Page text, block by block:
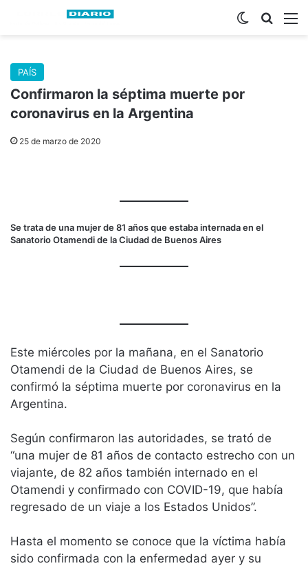
Buscar
Switch skin
PAÍS
Confirmaron la séptima muerte por
coronavirus en la Argentina
25 de marzo de 2020
Se trata de una mujer de 81 años que estaba internada en el
Sanatorio Otamendi de la Ciudad de Buenos Aires
Este miércoles por la mañana, en el Sanatorio
Otamendi de la Ciudad de Buenos Aires, se
confirmó la séptima muerte por coronavirus en la
Argentina.
Según confirmaron las autoridades, se trató de
“una mujer de 81 años de contacto estrecho con un
viajante, de 82 años también internado en el
Otamendi y confirmado con COVID-19, que había
regresado de un viaje a los Estados Unidos”.
Hasta el momento se conoce que la víctima había
sido confirmada con la enfermedad ayer y su